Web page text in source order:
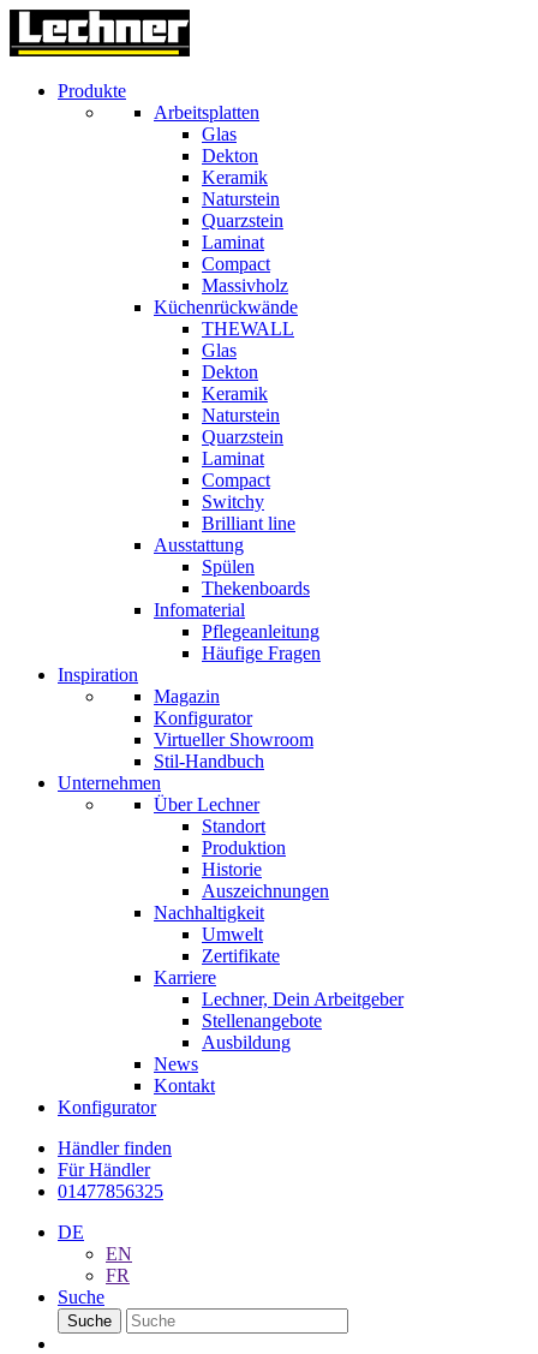
Produkte
Arbeitsplatten
Glas
Dekton
Keramik
Naturstein
Quarzstein
Laminat
Compact
Massivholz
Küchenrückwände
THEWALL
Glas
Dekton
Keramik
Naturstein
Quarzstein
Laminat
Compact
Switchy
Brilliant line
Ausstattung
Spülen
Thekenboards
Infomaterial
Pflegeanleitung
Häufige Fragen
Inspiration
Magazin
Konfigurator
Virtueller Showroom
Stil-Handbuch
Unternehmen
Über Lechner
Standort
Produktion
Historie
Auszeichnungen
Nachhaltigkeit
Umwelt
Zertifikate
Karriere
Lechner, Dein Arbeitgeber
Stellenangebote
Ausbildung
News
Kontakt
Konfigurator
Händler finden
Für Händler
01477856325
DE
EN
FR
Suche
Suche